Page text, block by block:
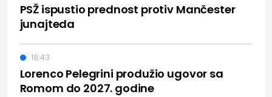
PSŽ ispustio prednost protiv Mančester
junajteda
Lorenco Pelegrini produžio ugovor sa
Romom do 2027. godine
18:43